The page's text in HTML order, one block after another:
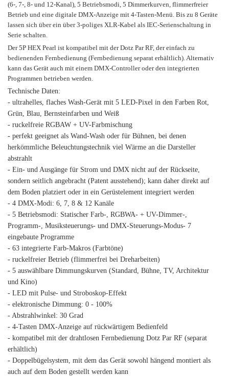
(6-, 7-, 8- und 12-Kanal), 5 Betriebsmodi, 5 Dimmerkurven, flimmerfreier
Betrieb und eine digitale DMX-Anzeige mit 4-Tasten-Menü. Bis zu 8 Geräte
lassen sich über ein über 3-poliges XLR-Kabel als IEC-Serienschaltung in
Serie schalten.
Der 5P HEX Pearl ist kompatibel mit der Dotz Par RF, der einfach zu
bedienenden Fernbedienung (Fernbedienung separat erhältlich). Alternativ
kann das Gerät auch mit einem DMX-Controller oder den integrierten
Programmen betrieben werden.
Technische Daten:
- ultrahelles, flaches Wash-Gerät mit 5 LED-Pixel in den Farben Rot,
Grün, Blau, Bernsteinfarben und Weiß
- ruckelfreie RGBAW + UV-Farbmischung
- perfekt geeignet als Wand-Wash oder für Bühnen, bei denen
herkömmliche Beleuchtungstechnik viel Wärme an die Darsteller
abstrahlt
- Ein- und Ausgänge für Strom und DMX nicht auf der Rückseite,
sondern seitlich angebracht (Patent ausstehend); kann daher direkt auf
dem Boden platziert oder in ein Gerüstelement integriert werden
- 4 DMX-Modi: 6, 7, 8 & 12 Kanäle
- 5 Betriebsmodi: Statischer Farb-, RGBWA- + UV-Dimmer-,
Programm-, Musiksteuerungs- und DMX-Steuerungs-Modus- 7
eingebaute Programme
- 63 integrierte Farb-Makros (Farbtöne)
- ruckelfreier Betrieb (flimmerfrei bei Dreharbeiten)
- 5 auswählbare Dimmungskurven (Standard, Bühne, TV, Architektur
und Kino)
- LED mit Pulse- und Stroboskop-Effekt
- elektronische Dimmung: 0 - 100%
- Abstrahlwinkel: 30 Grad
- 4-Tasten DMX-Anzeige auf rückwärtigem Bedienfeld
- kompatibel mit der drahtlosen Fernbedienung Dotz Par RF (separat
erhältlich)
- Doppelbügelsystem, mit dem das Gerät sowohl hängend montiert als
auch auf dem Boden gestellt werden kann